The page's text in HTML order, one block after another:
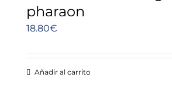
pharaon
18.80€
Añadir al carrito